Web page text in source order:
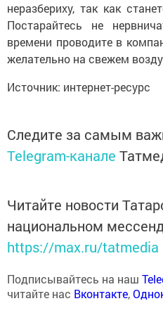
неразбериху, так как
Постарайтесь не
времени проводите в
желательно на свежем
Источник: интернет-ресурс
Следите за самым
Telegram-канале
Читайте новости
национальном
https://max.ru/tatmedia
Подписывайтесь на наш
читайте нас Вконтакте,